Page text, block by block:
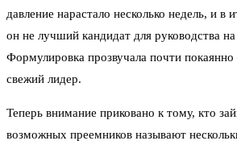
давление нарастало несколько недель, и в
он не лучший кандидат для руководства
Формулировка прозвучала почти
свежий лидер.
Теперь внимание приковано к тому, кто
возможных преемников называют